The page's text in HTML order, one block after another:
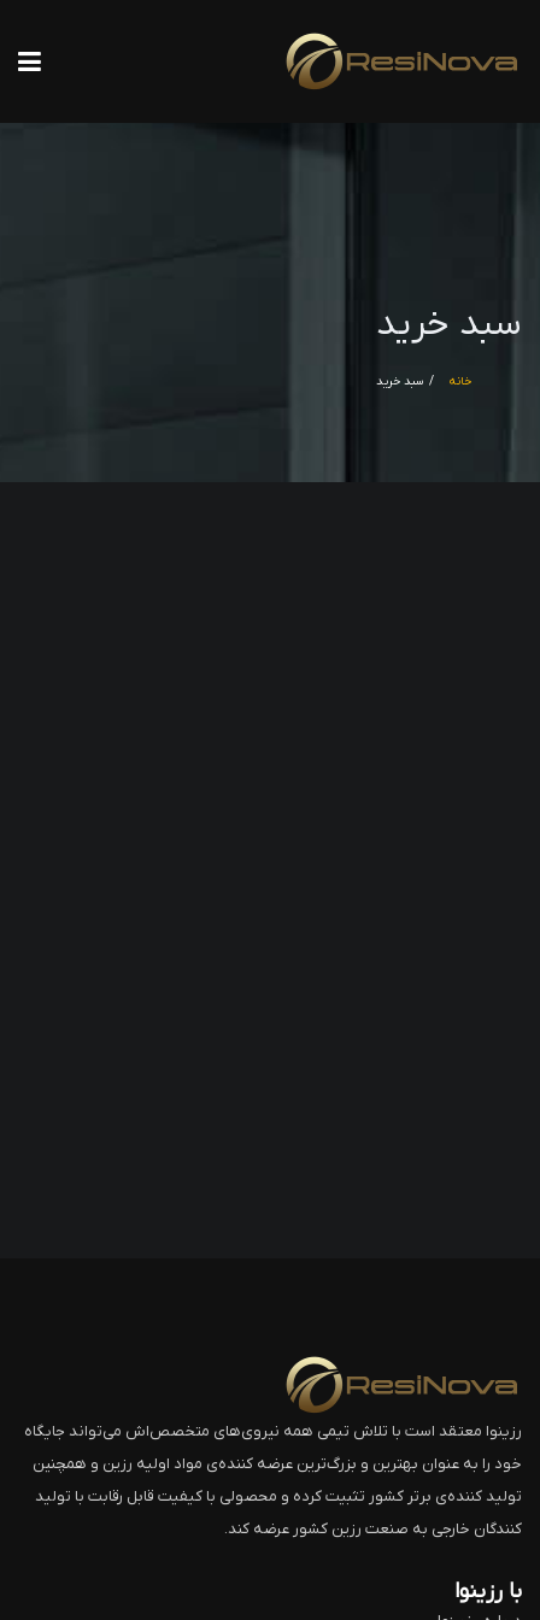
سبد خرید
خانه سبد خرید
رزینوا معتقد است با تلاش تیمی همه نیروی‌های متخصص‌اش می‌تواند جایگاه
خود را به عنوان بهترین و بزرگ‌ترین عرضه کننده‌ی مواد اولیه رزین و همچنین
تولید کننده‌ی برتر کشور تثبیت کرده و محصولی با کیفیت قابل رقابت با تولید
کنندگان خارجی به صنعت رزین کشور عرضه کند.
با رزینوا